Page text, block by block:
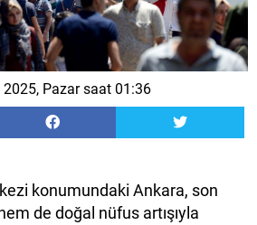
Pazar saat 01:36
konumundaki Ankara, son
de doğal nüfus artışıyla